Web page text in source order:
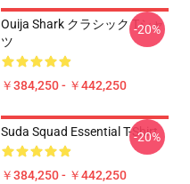
Ouija Shark クラシック Tシャ
ツ
￥384,250 - ￥442,250
-20%
Suda Squad Essential T-Shirt
￥384,250 - ￥442,250
-20%